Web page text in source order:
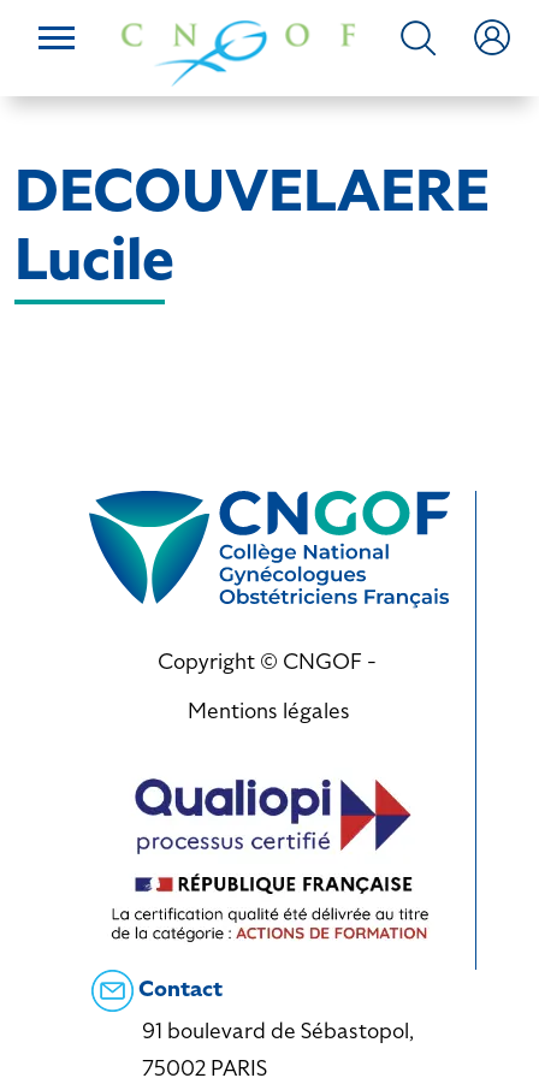
DECOUVELAERE
Lucile
Copyright © CNGOF -
Mentions légales
Contact
91 boulevard de Sébastopol,
75002 PARIS